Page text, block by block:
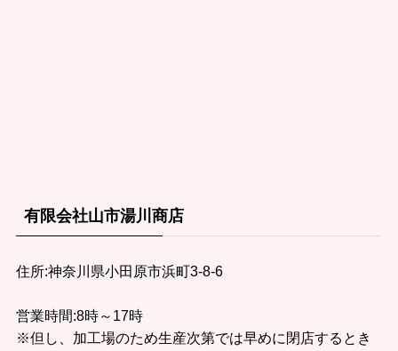
有限会社山市湯川商店
住所:神奈川県小田原市浜町3-8-6
営業時間:8時～17時
※但し、加工場のため生産次第では早めに閉店するとき